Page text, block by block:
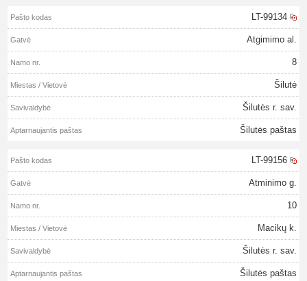
LT-99134
Atgimimo al.
8
Šilutė
Šilutės r. sav.
Šilutės paštas
LT-99156
Atminimo g.
10
Macikų k.
Šilutės r. sav.
Šilutės paštas